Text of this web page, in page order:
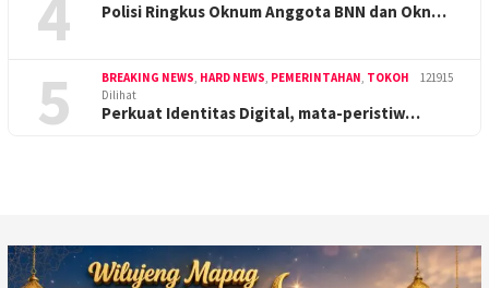
4 Polisi Ringkus Oknum Anggota BNN dan Okn…
5 BREAKING NEWS, HARD NEWS, PEMERINTAHAN, TOKOH
121915
Dilihat
Perkuat Identitas Digital, mata-peristiw…